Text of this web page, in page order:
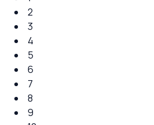
2
3
4
5
6
7
8
9